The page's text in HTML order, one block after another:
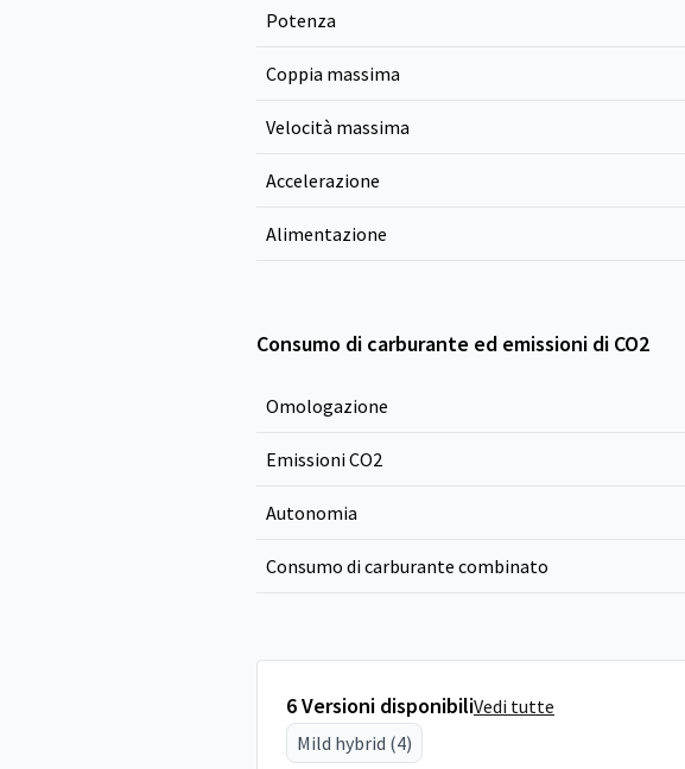
Potenza
Coppia massima
Velocità massima
Accelerazione
Alimentazione
Consumo di carburante ed emissioni di CO2
Omologazione
Emissioni CO2
Autonomia
Consumo di carburante combinato
6 Versioni disponibiliVedi tutte
Mild hybrid (4)